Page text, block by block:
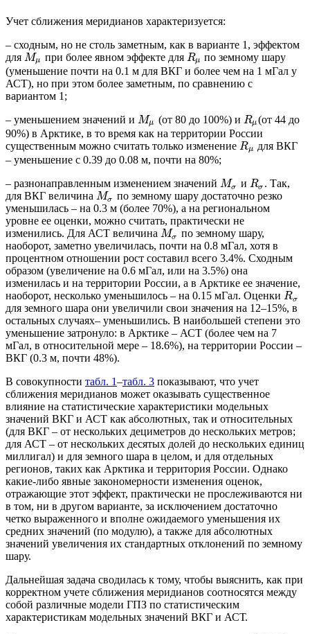
Учет сближения меридианов характеризуется:
– сходным, но не столь заметным, как в варианте 1, эффектом
для Mμ при более явном эффекте для Rμ по земному шару
(уменьшение почти на 0.1 м для ВКГ и более чем на 1 мГал у
АСТ), но при этом более заметным, по сравнению с
вариантом 1;
– уменьшением значений и Mμ (от 80 до 100%) и Rμ(от 44 до
90%) в Арктике, в то время как на территории России
существенным можно считать только изменение Rμ для ВКГ
– уменьшение с 0.39 до 0.08 м, почти на 80%;
– разнонаправленным изменением значений Mσ и Rσ . Так,
для ВКГ величина Mσ по земному шару достаточно резко
уменьшилась – на 0.3 м (более 70%), а на региональном
уровне ее оценки, можно считать, практически не
изменились. Для АСТ величина Mσ по земному шару,
наоборот, заметно увеличилась, почти на 0.8 мГал, хотя в
процентном отношении рост составил всего 3.4%. Сходным
образом (увеличение на 0.6 мГал, или на 3.5%) она
изменилась и на территории России, а в Арктике ее значение,
наоборот, несколько уменьшилось – на 0.15 мГал. Оценки Rσ
для земного шара они увеличили свои значения на 12–15%, в
остальных случаях– уменьшились. В наибольшей степени это
уменьшение затронуло: в Арктике – АСТ (более чем на 7
мГал, в относительной мере – 18.6%), на территории России –
ВКГ (0.3 м, почти 48%).
В совокупности табл. 1–табл. 3 показывают, что учет
сближения меридианов может оказывать существенное
влияние на статистические характеристики модельных
значений ВКГ и АСТ как абсолютных, так и относительных
(для ВКГ – от нескольких дециметров до нескольких метров;
для АСТ – от нескольких десятых долей до нескольких единиц
миллигал) и для земного шара в целом, и для отдельных
регионов, таких как Арктика и территория России. Однако
какие-либо явные закономерности изменения оценок,
отражающие этот эффект, практически не прослеживаются ни
в том, ни в другом варианте, за исключением достаточно
четко выраженного и вполне ожидаемого уменьшения их
средних значений (по модулю), а также для абсолютных
значений увеличения их стандартных отклонений по земному
шару.
Дальнейшая задача сводилась к тому, чтобы выяснить, как при
корректном учете сближения меридианов соотносятся между
собой различные модели ГПЗ по статистическим
характеристикам модельных значений ВКГ и АСТ.